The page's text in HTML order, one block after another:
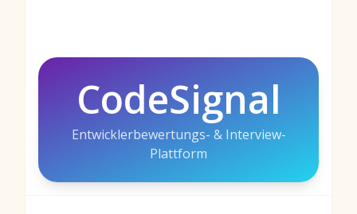
CodeSignal
Entwicklerbewertungs- & Interview-
Plattform